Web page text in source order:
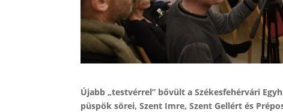
Újabb „testvérrel” bővült a Székesfehérvári
püspök sörei, Szent Imre, Szent Gellért és